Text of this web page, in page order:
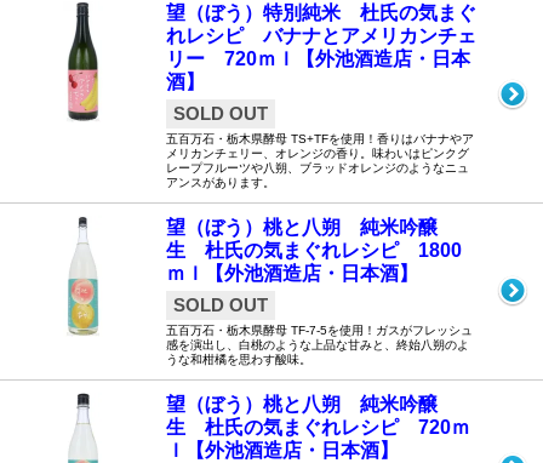
望（ぼう）特別純米 杜氏の気まぐ
れレシピ バナナとアメリカンチェ
リー 720ｍｌ【外池酒造店・日本
酒】
SOLD OUT
五百万石・栃木県酵母 TS+TFを使用！香りはバナナやア
メリカンチェリー、オレンジの香り。味わいはピンクグ
レープフルーツや八朔、ブラッドオレンジのようなニュ
アンスがあります。
望（ぼう）桃と八朔 純米吟醸
生 杜氏の気まぐれレシピ 1800
ｍｌ【外池酒造店・日本酒】
SOLD OUT
五百万石・栃木県酵母 TF-7-5を使用！ガスがフレッシュ
感を演出し、白桃のような上品な甘みと、終始八朔のよ
うな和柑橘を思わす酸味。
望（ぼう）桃と八朔 純米吟醸
生 杜氏の気まぐれレシピ 720ｍ
ｌ【外池酒造店・日本酒】